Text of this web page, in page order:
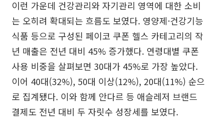
이런 가운데 건강관리와 자기관리 영역에 대한 소비
는 오히려 확대되는 흐름도 보였다. 영양제·건강기능
식품 등으로 구성된 페이코 쿠폰 헬스 카테고리의 작
년 매출은 전년 대비 45% 증가했다. 연령대별 쿠폰
사용 비중을 살펴보면 30대가 45%로 가장 높았다.
이어 40대(32%), 50대 이상(12%), 20대(11%) 순으
로 집계됐다. 이와 함께 안다르 등 애슬레저 브랜드
결제도 전년 대비 두 자릿수 성장세를 보였다.